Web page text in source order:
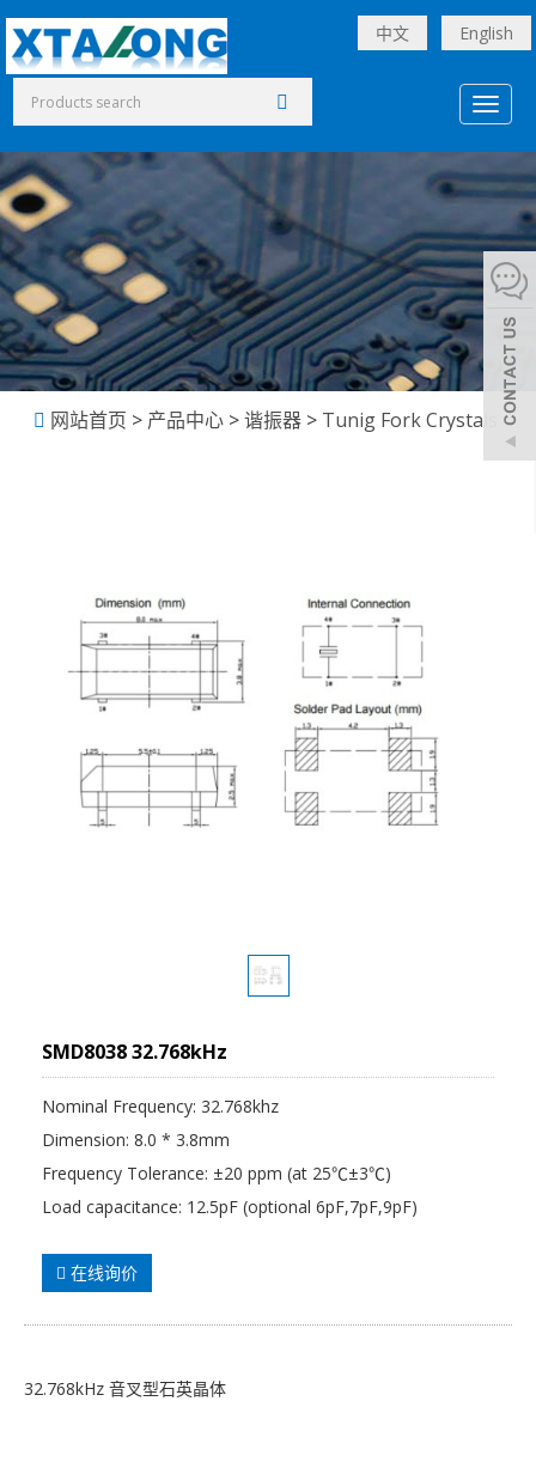
中文 English
网站首页 > 产品中心 >谐振器 > Tunig Fork Crystals
SMD8038 32.768kHz
Nominal Frequency: 32.768khz
Dimension: 8.0 * 3.8mm
Frequency Tolerance: ±20 ppm (at 25℃±3℃)
Load capacitance: 12.5pF (optional 6pF,7pF,9pF)
在线询价
32.768kHz 音叉型石英晶体